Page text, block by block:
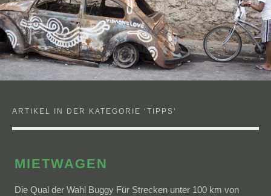
ARTIKEL IN DER KATEGORIE ‘ TIPPS’
MIETWAGEN
Die Qual der Wahl Buggy Für Strecken unter 100 km von